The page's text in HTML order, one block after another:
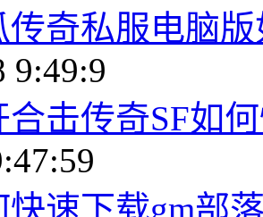
传奇私服电脑
9:49:9
合击传奇SF如
快速下载gm部